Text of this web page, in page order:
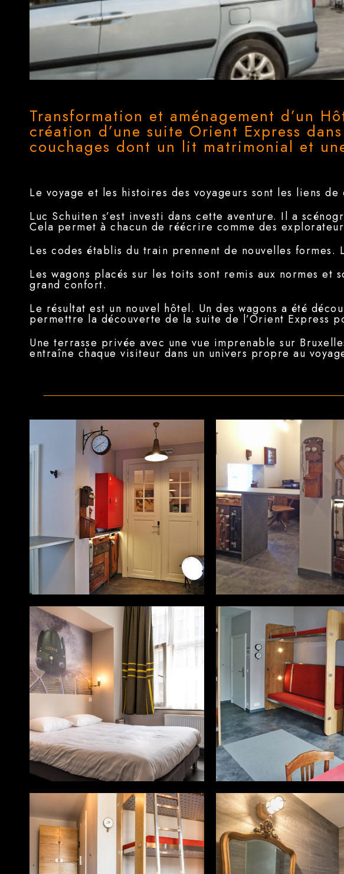
Transformation et aménagement d’un
création d’une suite Orient Express
couchages dont un lit matrimonial et
Le voyage et les histoires des voyageurs sont les liens
Luc Schuiten s’est investi dans cette aventure. Il a
Cela permet à chacun de réécrire comme des
Les codes établis du train prennent de nouvelles
Les wagons placés sur les toits sont remis aux normes et
grand confort.
Le résultat est un nouvel hôtel. Un des wagons a été
permettre la découverte de la suite de l’Orient Express
Une terrasse privée avec une vue imprenable sur
entraîne chaque visiteur dans un univers propre au